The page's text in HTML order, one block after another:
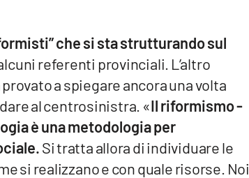
che si sta strutturando sul
referenti provinciali. L’altro
provato a spiegare ancora una volta
al centrosinistra. «Il riformismo -
è una metodologia per
Si tratta allora di individuare le
si realizzano e con quale risorse. Noi